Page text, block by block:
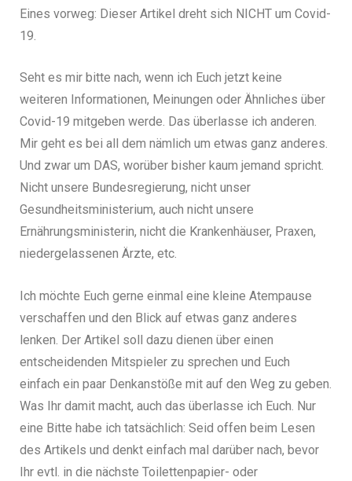
Eines vorweg: Dieser Artikel dreht sich NICHT um Covid-
19.
Seht es mir bitte nach, wenn ich Euch jetzt keine
weiteren Informationen, Meinungen oder Ähnliches über
Covid-19 mitgeben werde. Das überlasse ich anderen.
Mir geht es bei all dem nämlich um etwas ganz anderes.
Und zwar um DAS, worüber bisher kaum jemand spricht.
Nicht unsere Bundesregierung, nicht unser
Gesundheitsministerium, auch nicht unsere
Ernährungsministerin, nicht die Krankenhäuser, Praxen,
niedergelassenen Ärzte, etc.
Ich möchte Euch gerne einmal eine kleine Atempause
verschaffen und den Blick auf etwas ganz anderes
lenken. Der Artikel soll dazu dienen über einen
entscheidenden Mitspieler zu sprechen und Euch
einfach ein paar Denkanstöße mit auf den Weg zu geben.
Was Ihr damit macht, auch das überlasse ich Euch. Nur
eine Bitte habe ich tatsächlich: Seid offen beim Lesen
des Artikels und denkt einfach mal darüber nach, bevor
Ihr evtl. in die nächste Toilettenpapier- oder